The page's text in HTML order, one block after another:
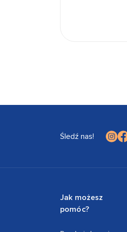
Śledź nas!
Jak możesz
pomóc?